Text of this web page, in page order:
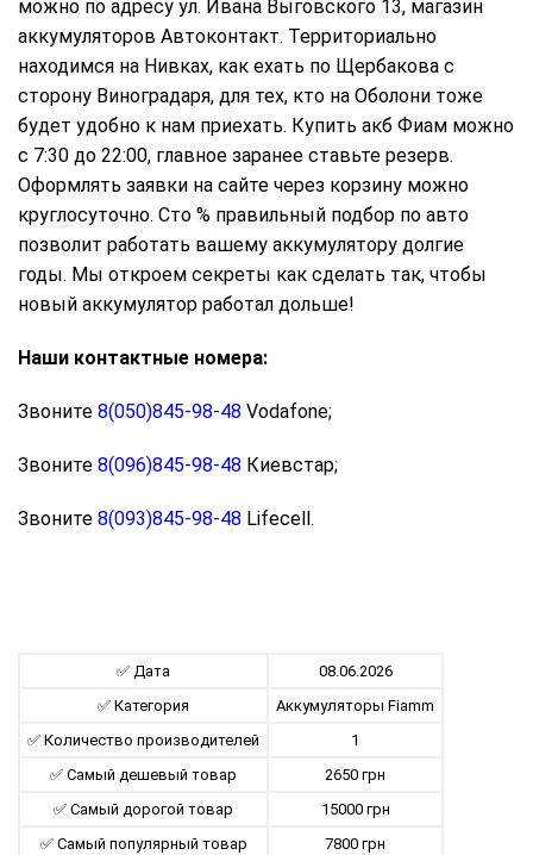
можно по адресу ул. Ивана Выговского 13, магазин
аккумуляторов Автоконтакт. Территориально
находимся на Нивках, как ехать по Щербакова с
сторону Виноградаря, для тех, кто на Оболони тоже
будет удобно к нам приехать. Купить акб Фиам можно
с 7:30 до 22:00, главное заранее ставьте резерв.
Оформлять заявки на сайте через корзину можно
круглосуточно. Сто % правильный подбор по авто
позволит работать вашему аккумулятору долгие
годы. Мы откроем секреты как сделать так, чтобы
новый аккумулятор работал дольше!
Наши контактные номера:
Звоните 8(050)845-98-48 Vodafone;
Звоните 8(096)845-98-48 Киевстар;
Звоните 8(093)845-98-48 Lifecell.
✅ Дата
08.06.2026
✅ Категория
Aккумуляторы Fiamm
✅ Количество производителей
1
✅ Самый дешевый товар
2650 грн
✅ Самый дорогой товар
15000 грн
✅ Самый популярный товар
7800 грн